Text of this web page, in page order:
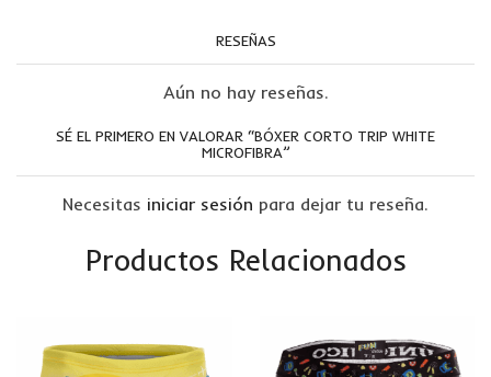
RESEÑAS
Aún no hay reseñas.
SÉ EL PRIMERO EN VALORAR “BÓXER CORTO TRIP WHITE
MICROFIBRA”
Necesitas iniciar sesión para dejar tu reseña.
Productos Relacionados